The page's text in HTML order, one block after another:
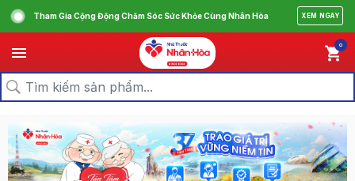
Tham Gia Cộng Động Chăm Sóc Sức Khỏe Cùng Nhân Hòa XEM NGAY
0